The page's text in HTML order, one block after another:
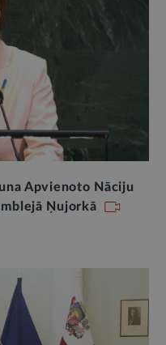
Apvienoto Nāciju
Ņujorkā